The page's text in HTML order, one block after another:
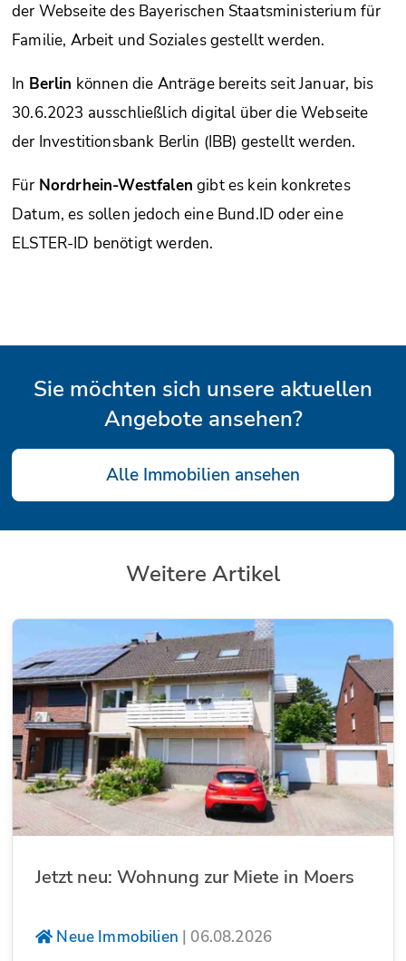
der Webseite des Bayerischen Staatsministerium für
Familie, Arbeit und Soziales gestellt werden.
In Berlin können die Anträge bereits seit Januar, bis
30.6.2023 ausschließlich digital über die Webseite
der Investitionsbank Berlin (IBB) gestellt werden.
Für Nordrhein-Westfalen gibt es kein konkretes
Datum, es sollen jedoch eine Bund.ID oder eine
ELSTER-ID benötigt werden.
Sie möchten sich unsere aktuellen
Angebote ansehen?
Alle Immobilien ansehen
Weitere Artikel
Jetzt neu: Wohnung zur Miete in Moers
Neue Immobilien | 06.08.2026